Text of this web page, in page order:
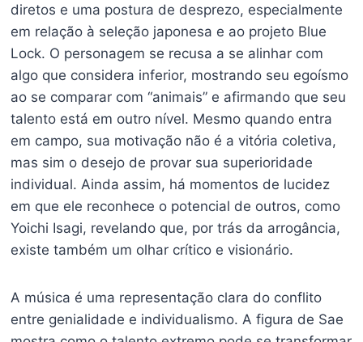
diretos e uma postura de desprezo, especialmente
em relação à seleção japonesa e ao projeto Blue
Lock. O personagem se recusa a se alinhar com
algo que considera inferior, mostrando seu egoísmo
ao se comparar com “animais” e afirmando que seu
talento está em outro nível. Mesmo quando entra
em campo, sua motivação não é a vitória coletiva,
mas sim o desejo de provar sua superioridade
individual. Ainda assim, há momentos de lucidez
em que ele reconhece o potencial de outros, como
Yoichi Isagi, revelando que, por trás da arrogância,
existe também um olhar crítico e visionário.
A música é uma representação clara do conflito
entre genialidade e individualismo. A figura de Sae